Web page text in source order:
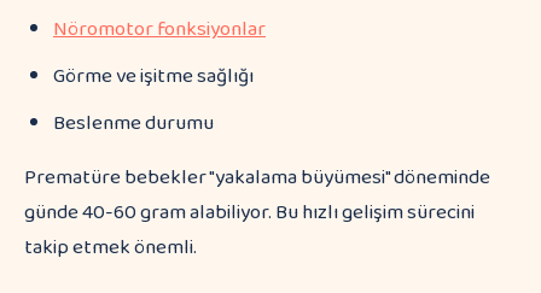
Nöromotor fonksiyonlar
Görme ve işitme sağlığı
Beslenme durumu
Prematüre bebekler "yakalama büyümesi" döneminde
günde 40-60 gram alabiliyor. Bu hızlı gelişim sürecini
takip etmek önemli.